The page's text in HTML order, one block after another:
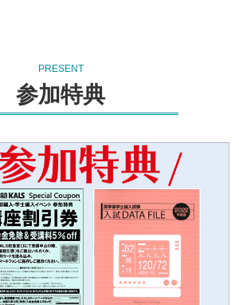
PRESENT
参加特典